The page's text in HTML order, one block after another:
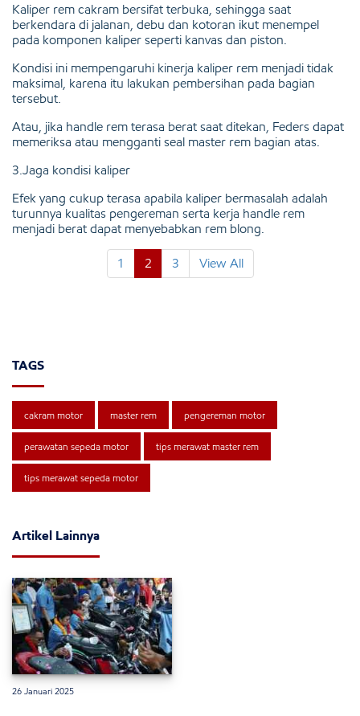
Kaliper rem cakram bersifat terbuka, sehingga saat
berkendara di jalanan, debu dan kotoran ikut menempel
pada komponen kaliper seperti kanvas dan piston.
Kondisi ini mempengaruhi kinerja kaliper rem menjadi tidak
maksimal, karena itu lakukan pembersihan pada bagian
tersebut.
Atau, jika handle rem terasa berat saat ditekan, Feders dapat
memeriksa atau mengganti seal master rem bagian atas.
3.Jaga kondisi kaliper
Efek yang cukup terasa apabila kaliper bermasalah adalah
turunnya kualitas pengereman serta kerja handle rem
menjadi berat dapat menyebabkan rem blong.
1 2 3 View All
TAGS
cakram motor master rem pengereman motor
perawatan sepeda motor tips merawat master rem
tips merawat sepeda motor
Artikel Lainnya
26 Januari 2025